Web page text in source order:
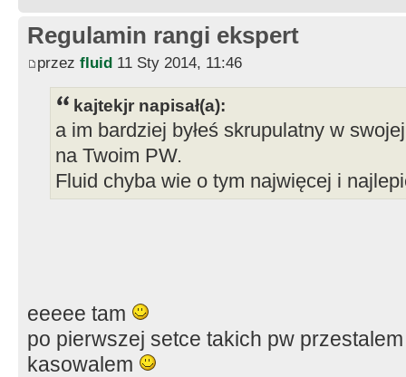
Regulamin rangi ekspert
przez fluid 11 Sty 2014, 11:46
kajtekjr napisał(a):
a im bardziej byłeś skrupulatny w
na Twoim PW.
Fluid chyba wie o tym najwięcej i
eeeee tam
po pierwszej setce takich pw
kasowalem